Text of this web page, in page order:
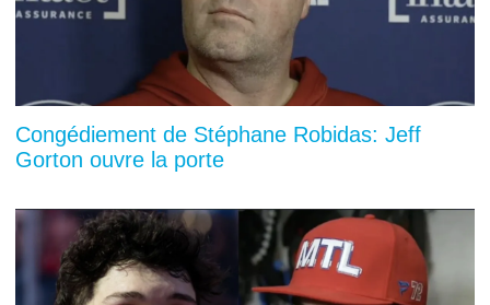
Congédiement de Stéphane Robidas: Jeff
Gorton ouvre la porte